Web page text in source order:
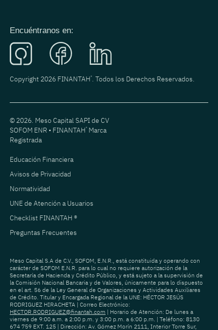
Encuéntranos en:
Copyright 2026 FINANTAH®. Todos los Derechos Reservados.
© 2026. Meso Capital SAPI de CV
SOFOM ENR • FINANTAH® Marca
Registrada
Educación Financiera
Avisos de Privacidad
Normatividad
UNE de Atención a Usuarios
Checklist FINANTAH ®
Preguntas Frecuentes
Meso Capital S.A de C.V., SOFOM, E.N.R., está constituida y operando con
carácter de SOFOM E.N.R. para lo cual no requiere autorización de la
Secretaría de Hacienda y Crédito Público, y está sujeto a la supervisión de
la Comisión Nacional Bancaria y de Valores, únicamente para lo dispuesto
en el art. 56 de la Ley General de Organizaciones y Actividades Auxiliares
de Crédito. Titular y Encargada Regional de la UNE: HÉCTOR JESÚS
RODRIGUEZ HIRACHETA | Correo Electrónico:
HECTOR.RODRIGUEZ@finantah.com | Horario de Atención: De lunes a
viernes de 9:00 a.m. a 2:00 p.m. y 3:00 p.m. a 6:00 p.m. | Teléfono: 8130
674 759 EXT. 125 | Dirección: Av. Gómez Morín 2111, Interior Torre Sur,